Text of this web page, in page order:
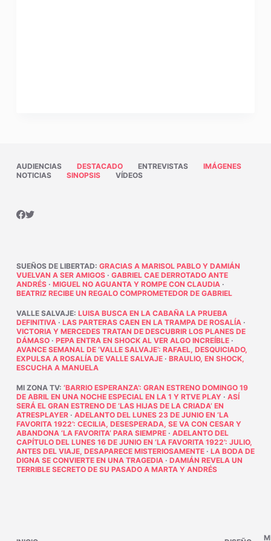
AUDIENCIAS DESTACADO ENTREVISTAS
IMÁGENES
NOTICIAS
SINOPSIS VÍDEOS
SUEÑOS DE LIBERTAD: GRACIAS A MARISOL PABLO Y DAMIÁN
VUELVAN A SER AMIGOS· GABRIEL CAE DERROTADO ANTE
ANDRÉS· MIGUEL NO AGUANTA Y ROMPE CON CLAUDIA·
BEATRIZ RECIBE UN REGALO COMPROMETEDOR DE GABRIEL
VALLE SALVAJE: LUISA BUSCA EN LA CABAÑA LA PRUEBA
DEFINITIVA· LAS PARTERAS CAEN EN LA TRAMPA DE ROSALÍA·
VICTORIA Y MERCEDES TRATAN DE DESCUBRIR LOS PLANES DE
DÁMASO· PEPA ENTRA EN SHOCK AL VER ALGO INCREÍBLE·
AVANCE SEMANAL DE ‘VALLE SALVAJE’: RAFAEL, DESQUICIADO,
EXPULSA A ROSALÍA DE VALLE SALVAJE· BRAULIO, EN SHOCK,
ESCUCHA A MANUELA
MI ZONA TV: ‘BARRIO ESPERANZA’: GRAN ESTRENO DOMINGO 19
DE ABRIL EN UNA NOCHE ESPECIAL EN LA 1 Y RTVE PLAY· ASÍ
SERÁ EL GRAN ESTRENO DE ‘LAS HIJAS DE LA CRIADA’ EN
ATRESPLAYER· ADELANTO DEL LUNES 23 DE JUNIO EN ‘LA
FAVORITA 1922’: CECILIA, DESESPERADA, SE VA CON CESAR Y
ABANDONA ‘LA FAVORITA’ PARA SIEMPRE· ADELANTO DEL
CAPÍTULO DEL LUNES 16 DE JUNIO EN ‘LA FAVORITA 1922’: JULIO,
ANTES DEL VIAJE, DESAPARECE MISTERIOSAMENTE· LA BODA DE
DIGNA SE CONVIERTE EN UNA TRAGEDIA· DAMIÁN REVELA UN
TERRIBLE SECRETO DE SU PASADO A MARTA Y ANDRÉS